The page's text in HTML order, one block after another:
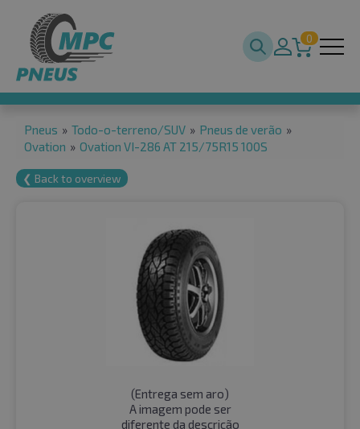
0
Pneus » Todo-o-terreno/SUV » Pneus de verão »
Ovation » Ovation VI-286 AT 215/75R15 100S
❮ Back to overview
(Entrega sem aro)
A imagem pode ser
diferente da descrição